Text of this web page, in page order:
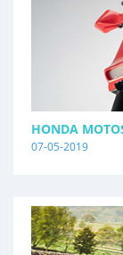
HONDA
07-05-2019